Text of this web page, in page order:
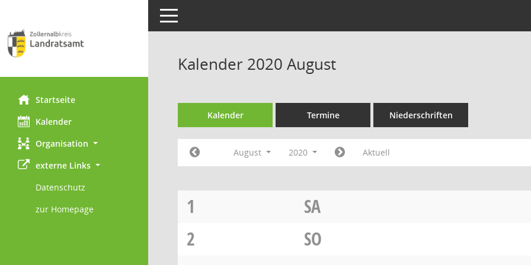
Startseite
Kalender
Organisation
externe Links
Datenschutz
zur Homepage
Toggle navigation
Kalender 2020 August
Kalender Termine Niederschriften
August 2020 Aktuell
1
SA
2
SO